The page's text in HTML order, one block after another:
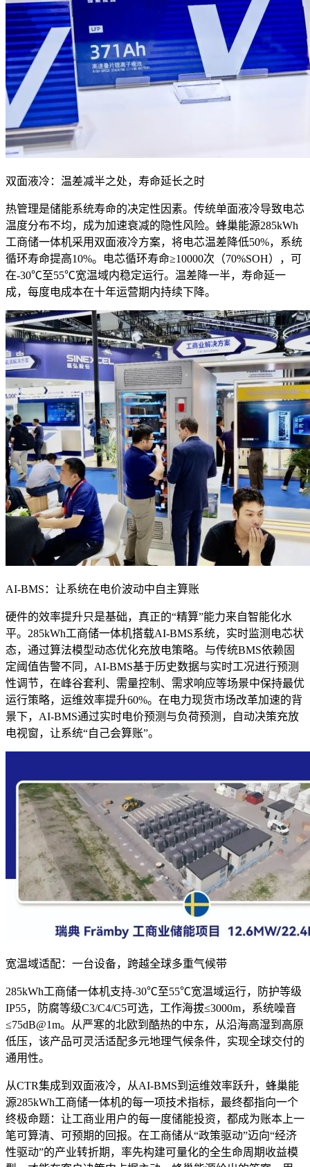
双面液冷：温差减半之处，寿命延长之时
热管理是储能系统寿命的决定性因素。传统单面液冷导致电芯
温度分布不均，成为加速衰减的隐性风险。蜂巢能源285kWh
工商储一体机采用双面液冷方案，将电芯温差降低50%，系统
循环寿命提高10%。电芯循环寿命≥10000次（70%SOH），可
在-30℃至55℃宽温域内稳定运行。温差降一半，寿命延一
成，每度电成本在十年运营期内持续下降。
AI-BMS：让系统在电价波动中自主算账
硬件的效率提升只是基础，真正的“精算”能力来自智能化水
平。285kWh工商储一体机搭载AI-BMS系统，实时监测电芯状
态，通过算法模型动态优化充放电策略。与传统BMS依赖固
定阈值告警不同，AI-BMS基于历史数据与实时工况进行预测
性调节，在峰谷套利、需量控制、需求响应等场景中保持最优
运行策略，运维效率提升60%。在电力现货市场改革加速的背
景下，AI-BMS通过实时电价预测与负荷预测，自动决策充放
电视窗，让系统“自己会算账”。
宽温域适配：一台设备，跨越全球多重气候带
285kWh工商储一体机支持-30℃至55℃宽温域运行，防护等级
IP55，防腐等级C3/C4/C5可选，工作海拔≤3000m，系统噪音
≤75dB@1m。从严寒的北欧到酷热的中东，从沿海高湿到高原
低压，该产品可灵活适配多元地理气候条件，实现全球交付的
通用性。
从CTR集成到双面液冷，从AI-BMS到运维效率跃升，蜂巢能
源285kWh工商储一体机的每一项技术指标，最终都指向一个
终极命题：让工商业用户的每一度储能投资，都成为账本上一
笔可算清、可预期的回报。在工商储从“政策驱动”迈向“经济
性驱动”的产业转折期，率先构建可量化的全生命周期收益模